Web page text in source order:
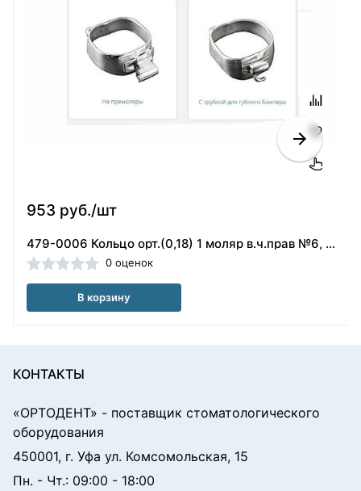
953 руб./шт
479-0006 Кольцо орт.(0,18) 1 моляр в.ч.прав №6, ORMCO
0 оценок
В корзину
КОНТАКТЫ
«ОРТОДЕНТ» - поставщик стоматологического
оборудования
450001, г. Уфа ул. Комсомольская, 15
Пн. - Чт.: 09:00 - 18:00